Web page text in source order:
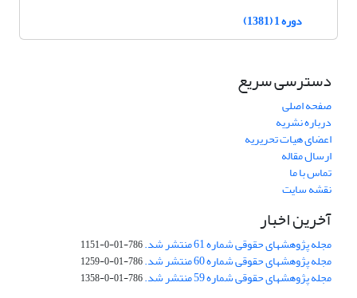
دوره 1 (1381)
دسترسی سریع
صفحه اصلی
درباره نشریه
اعضای هیات تحریریه
ارسال مقاله
تماس با ما
نقشه سایت
آخرین اخبار
مجله پژوهشهای حقوقی شماره 61 منتشر شد. 786-01-0-1151
مجله پژوهشهای حقوقی شماره 60 منتشر شد. 786-01-0-1259
مجله پژوهشهای حقوقی شماره 59 منتشر شد. 786-01-0-1358